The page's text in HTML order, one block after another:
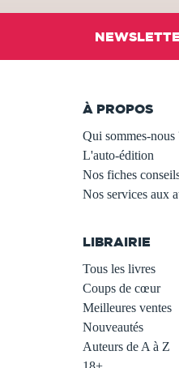
À PROPOS
Qui sommes-nous
L'auto-édition
Nos fiches
Nos services aux
LIBRAIRIE
Tous les livres
Coups de cœur
Meilleures ventes
Nouveautés
Auteurs de A à Z